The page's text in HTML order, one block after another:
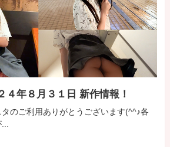
４年８月３１日 新作情報！
のご利用ありがとうございます(^^♪各
...